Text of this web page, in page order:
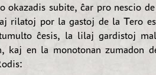
subite, ĉar pro nescio
rilatoj por la gastoj de la Tero
ĉesis, la lilaj gardistoj
kaj en la monotonan zumadon